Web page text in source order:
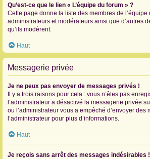
Qu’est-ce que le lien « L’équipe du forum » ?
Cette page donne la liste des membres de l’équipe
administrateurs et modérateurs ainsi que d’autres
qu’ils modèrent.
Haut
Messagerie privée
Je ne peux pas envoyer de messages privés !
Il y a trois raisons pour cela : vous n’êtes pas
l’administrateur a désactivé la messagerie privée
ou l’administrateur vous a empêché d’envoyer des
l’administrateur pour plus d’informations.
Haut
Je reçois sans arrêt des messages indésirables !